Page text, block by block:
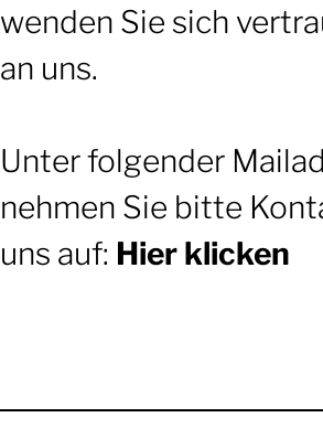
wenden Sie sich
an uns.
Unter folgender
nehmen Sie bitte
uns auf: Hier klicken